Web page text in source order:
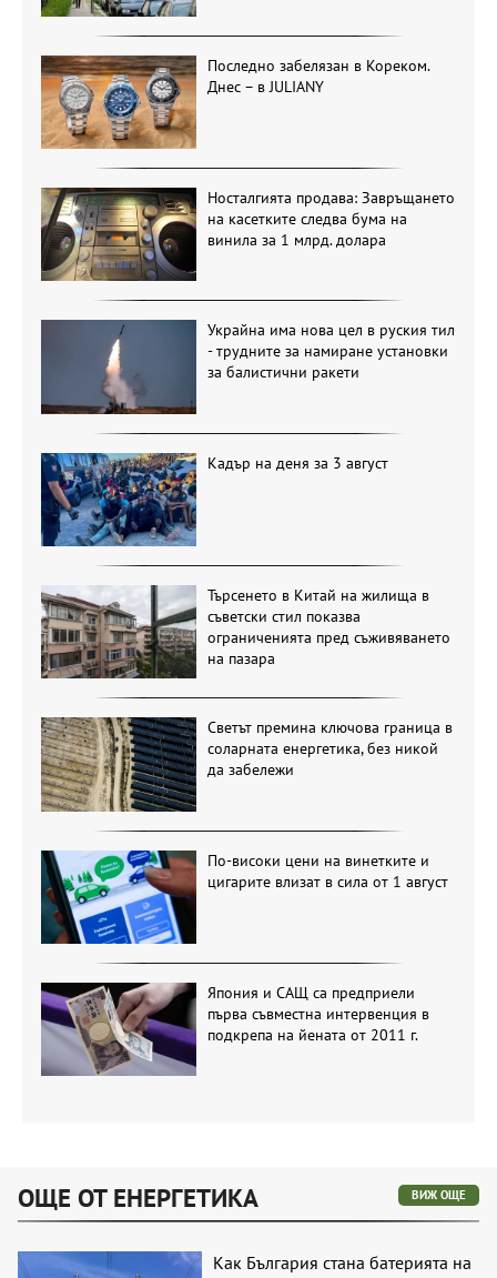
Последно забелязан в Кореком.
Днес – в JULIANY
Носталгията продава: Завръщането
на касетките следва бума на
винила за 1 млрд. долара
Украйна има нова цел в руския тил
- трудните за намиране установки
за балистични ракети
Кадър на деня за 3 август
Търсенето в Китай на жилища в
съветски стил показва
ограниченията пред съживяването
на пазара
Светът премина ключова граница в
соларната енергетика, без никой
да забележи
По-високи цени на винетките и
цигарите влизат в сила от 1 август
Япония и САЩ са предприели
първа съвместна интервенция в
подкрепа на йената от 2011 г.
ОЩЕ ОТ ЕНЕРГЕТИКА ВИЖ ОЩЕ
Как България стана батерията на